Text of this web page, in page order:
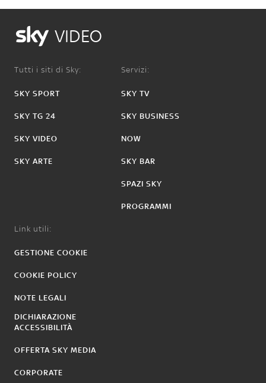
VIDEO
Tutti i siti di Sky:
SKY SPORT
SKY TG 24
SKY VIDEO
SKY ARTE
Servizi:
SKY TV
SKY BUSINESS
NOW
SKY BAR
SPAZI SKY
PROGRAMMI
Link utili:
GESTIONE COOKIE
COOKIE POLICY
NOTE LEGALI
DICHIARAZIONE
ACCESSIBILITÀ
OFFERTA SKY MEDIA
CORPORATE